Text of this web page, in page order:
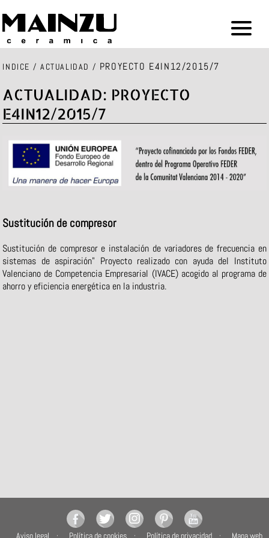
INDICE / ACTUALIDAD / PROYECTO E4IN12/2015/7
ACTUALIDAD: PROYECTO
E4IN12/2015/7
Sustitución de compresor
Sustitución de compresor e instalación de variadores de frecuencia en
sistemas de aspiración" Proyecto realizado con ayuda del Instituto
Valenciano de Competencia Empresarial (IVACE) acogido al programa de
ahorro y eficiencia energética en la industria.
Aviso legal Política de cookies Política de privacidad Mapa web